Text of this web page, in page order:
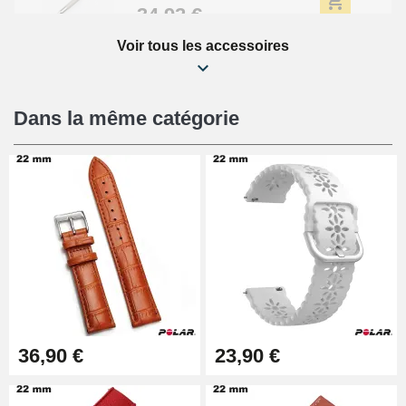
34,92 €
Kit Réparation Montre Débutant
16,90 €
Pied à Coulisse Numérique
Kit Horlogerie Débutant
26,90 €
Boîte Pompe Bracelet Montre -
Diamètre 1,50 mm - 8 à 25 mm
Voir tous les accessoires
Dans la même catégorie
36,90 € 23,90 €